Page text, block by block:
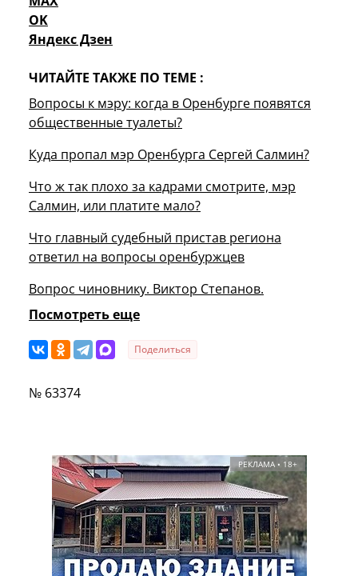
OK
Яндекс Дзен
ЧИТАЙТЕ ТАКЖЕ ПО ТЕМЕ :
Вопросы к мэру: когда в Оренбурге появятся
общественные туалеты?
Куда пропал мэр Оренбурга Сергей Салмин?
Что ж так плохо за кадрами смотрите, мэр
Салмин, или платите мало?
Что главный судебный пристав региона
ответил на вопросы оренбуржцев
Вопрос чиновнику. Виктор Степанов.
Посмотреть еще
Поделиться
№ 63374
РЕКЛАМА • 18+